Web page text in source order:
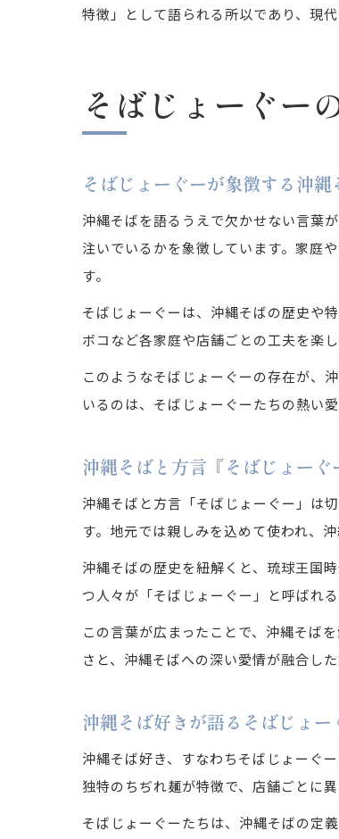
特徴」として語られる所以であり、現
そばじょーぐー
そばじょーぐーが象徴する沖縄
沖縄そばを語るうえで欠かせない言葉
注いでいるかを象徴しています。家庭
す。
そばじょーぐーは、沖縄そばの歴史や
ボコなど各家庭や店舗ごとの工夫を楽
このようなそばじょーぐーの存在が、
いるのは、そばじょーぐーたちの熱い
沖縄そばと方言『そばじょーぐ
沖縄そばと方言「そばじょーぐー」は
す。地元では親しみを込めて使われ、
沖縄そばの歴史を紐解くと、琉球王国
つ人々が「そばじょーぐー」と呼ばれ
この言葉が広まったことで、沖縄そば
さと、沖縄そばへの深い愛情が融合し
沖縄そば好きが語るそばじょー
沖縄そば好き、すなわちそばじょーぐ
独特のちぢれ麺が特徴で、店舗ごとに
そばじょーぐーたちは、沖縄そばの定